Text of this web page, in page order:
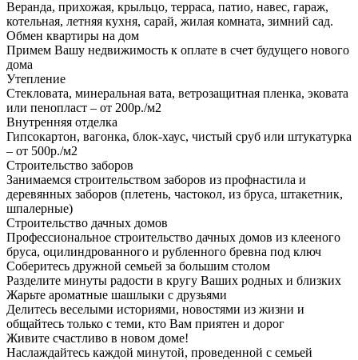
Веранда, прихожая, крыльцо, терраса, патио, навес, гараж,
котельная, летняя кухня, сарай, жилая комната, зимний сад.
Обмен квартиры на дом
Примем Вашу недвижимость к оплате в счет будущего нового
дома
Утепление
Стекловата, минеральная вата, ветрозащитная пленка, эковата
или пенопласт – от 200р./м2
Внутренняя отделка
Гипсокартон, вагонка, блок-хаус, чистый сруб или штукатурка
– от 500р./м2
Строительство заборов
Занимаемся строительством заборов из профнастила и
деревянных заборов (плетень, частокол, из бруса, штакетник,
шпалерные)
Строительство дачных домов
Профессиональное строительство дачных домов из клееного
бруса, оцилиндрованного и рубленного бревна под ключ
Соберитесь дружной семьей за большим столом
Разделите минуты радости в кругу Ваших родных и близких
Жарьте ароматные шашлыки с друзьями
Делитесь веселыми историями, новостями из жизни и
общайтесь только с теми, кто Вам приятен и дорог
Живите счастливо в новом доме!
Наслаждайтесь каждой минутой, проведенной с семьей